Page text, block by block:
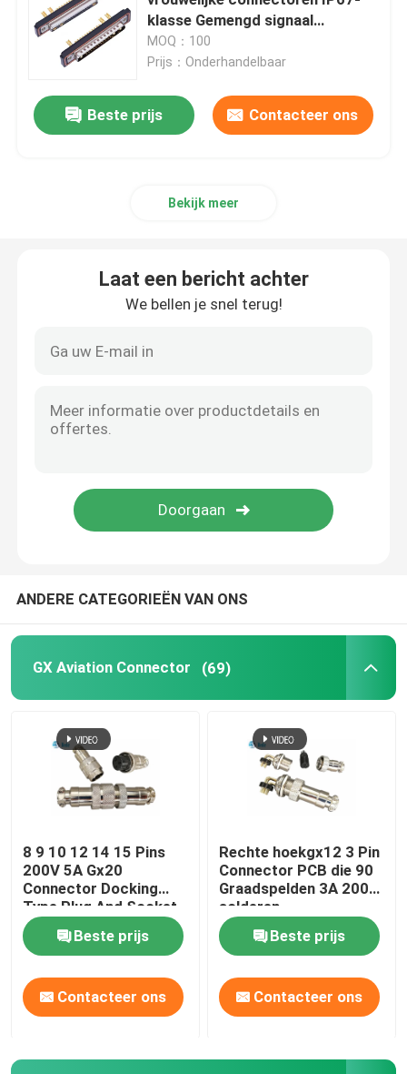
D Subconnectoren
MIL-Spec connector
industriële stopcontactdoos
HDMI-Koppeling
klasse Gemengd signaal
stroomoverdracht
MOQ：100
Prijs：Onderhandelbaar
Beste prijs Contacteer ons
Bekijk meer
Laat een bericht achter
We bellen je snel terug!
ANDERE CATEGORIEËN VAN ONS
GX Aviation Connector (69)
8 9 10 12 14 15 Pins
200V 5A Gx20
Connector Docking
Type Plug And Socket
Kits
Beste prijs
Contacteer ons
Rechte hoekgx12 3 Pin
Connector PCB die 90
Graadspelden 3A 200V
solderen
Beste prijs
Contacteer ons